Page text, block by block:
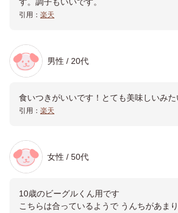
す。調子もいいです。
引用： 楽天
男性 / 20代
食いつきがいいです！とても美味しいみた
引用： 楽天
女性 / 50代
10歳のビーグルくん用です
こちらは合っているようで うんちがあま